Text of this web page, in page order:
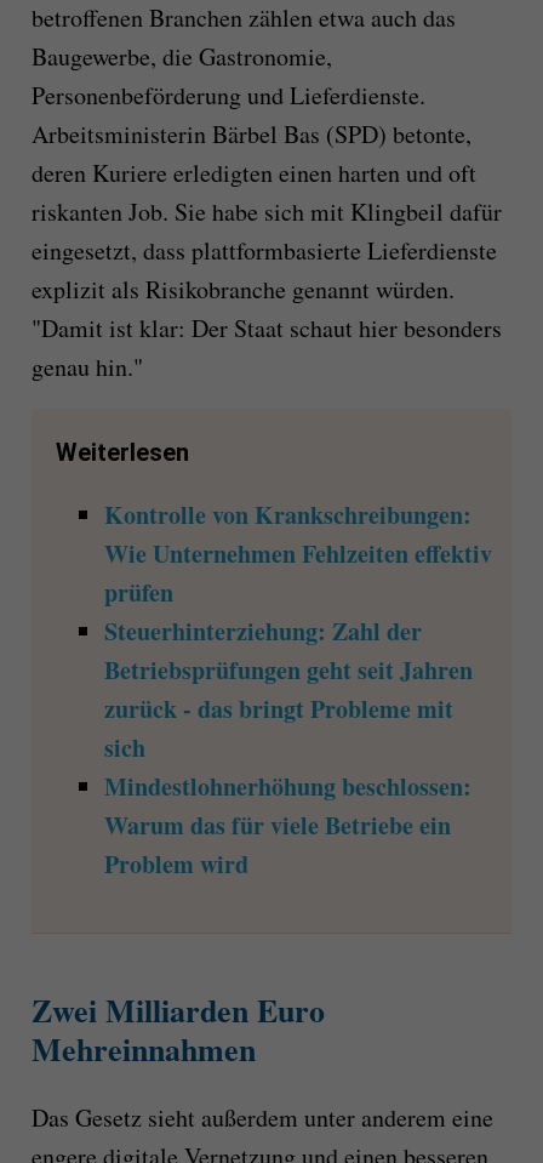
betroffenen Branchen zählen etwa auch das
Baugewerbe, die Gastronomie,
Personenbeförderung und Lieferdienste.
Arbeitsministerin Bärbel Bas (SPD) betonte,
deren Kuriere erledigten einen harten und oft
riskanten Job. Sie habe sich mit Klingbeil dafür
eingesetzt, dass plattformbasierte Lieferdienste
explizit als Risikobranche genannt würden.
"Damit ist klar: Der Staat schaut hier besonders
genau hin."
Weiterlesen
Kontrolle von Krankschreibungen:
Wie Unternehmen Fehlzeiten effektiv
prüfen
Steuerhinterziehung: Zahl der
Betriebsprüfungen geht seit Jahren
zurück - das bringt Probleme mit
sich
Mindestlohnerhöhung beschlossen:
Warum das für viele Betriebe ein
Problem wird
Zwei Milliarden Euro
Mehreinnahmen
Das Gesetz sieht außerdem unter anderem eine
engere digitale Vernetzung und einen besseren